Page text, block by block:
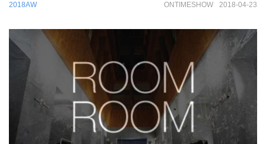
2018AW ONTIMESHOW 2018-04-23